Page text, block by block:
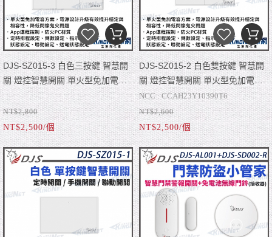
狀態設定、聯動設定、送電狀態設定
■ 尺寸：單聯，118mm×74mm×35m
■ 尺寸：單聯，118mm×74mm×35m
DJS-SZ015-3 白色三按鍵 智慧開
關 燈控智慧開關 單火型免加電容
單火型無需中性線 無需中性線也能
安裝 帝網 KingNet (如缺貨已新版
寄出)
NCC : CCAH23Y10390T6
■ 最新單火型免加電容方案，電源設
計升級有效提升穩定性與相容性，有
效降低閃爍鬼火問題。
■ 無線協議：Zigbee
■ 額定電壓：
AC110~240V(50Hz/60Hz)，額定電
流：最大16A
■ 開關類型：微動開關、繼電器方案
■ 面板類型：時尚美學設計，防火PC
狀態設定、聯動設定、送電狀態設定
NT$2,800
NT$2,500/個
DJS-SZ015-2 白色雙按鍵 智慧開
關 燈控智慧開關 單火型免加電容
單火型無需中性線 無需中性線也能
安裝 帝網 KingNet (如缺貨已新版
寄出)
NCC : CCAH23Y10390T6
■ 最新單火型免加電容方案，電源設
計升級有效提升穩定性與相容性，有
效降低閃爍鬼火問題。
■ 無線協議：Zigbee
■ 額定電壓：
AC110~240V(50Hz/60Hz)，額定電
流：最大16A
■ 開關類型：微動開關、繼電器方案
■ 面板類型：時尚美學設計，防火PC
材質
■ 定時排程設定、倒數設定、指示燈
狀態設定、聯動設定、送電狀態設定
■ APP：Smart Life
■ 尺寸：單聯，118mm×74mm×35m
NT$2,600
NT$2,500/個